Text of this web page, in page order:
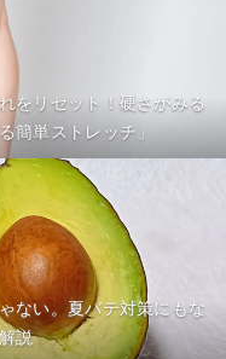
をリセット！硬さがみる
簡単ストレッチ」
ない。夏バテ対策にもな
説